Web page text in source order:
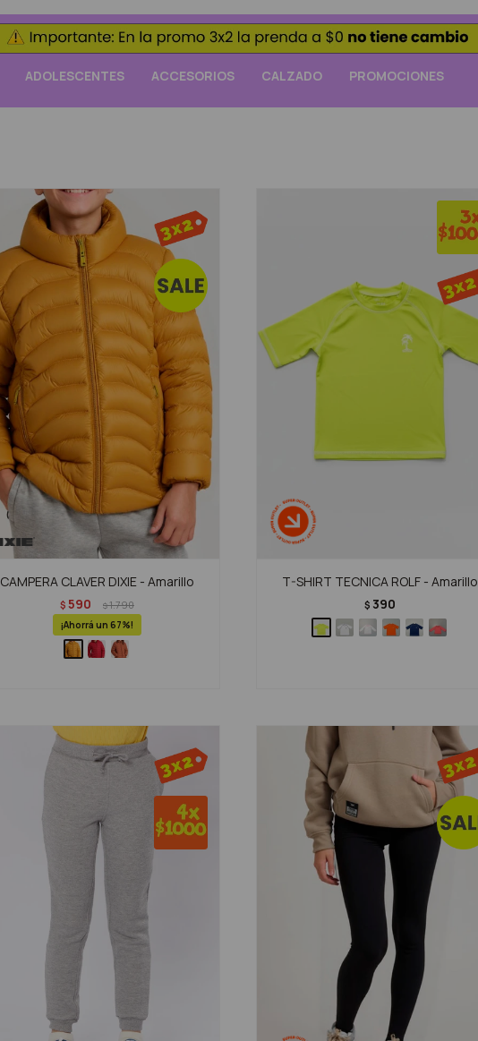
ADOLESCENTES ACCESORIOS CALZADO PROMOCIONES
CAMPERA CLAVER DIXIE - Amarillo
$ 590 $1.790
67
T-SHIRT TECNICA ROLF - Amarillo
$ 390